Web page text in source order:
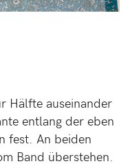
Hälfte auseinander
entlang der eben
fest. An beiden
Band überstehen.